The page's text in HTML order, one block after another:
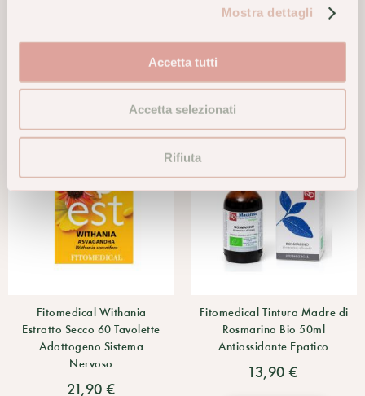
Mostra dettagli
Accetta tutti
Accetta selezionati
Rifiuta
Fitomedical Withania
Estratto Secco 60 Tavolette
Adattogeno Sistema
Nervoso
21,90 €
Fitomedical Tintura Madre di
Rosmarino Bio 50ml
Antiossidante Epatico
13,90 €